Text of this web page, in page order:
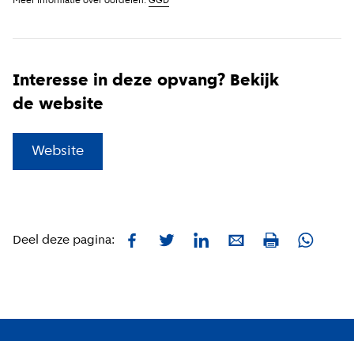
Interesse in deze opvang? Bekijk
de website
Website
Deel deze pagina: FacebookTwitterLinkedInE-mailPrint